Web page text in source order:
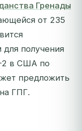
Гренады
от 235
получения
2 в США по
предложить
ГПГ.